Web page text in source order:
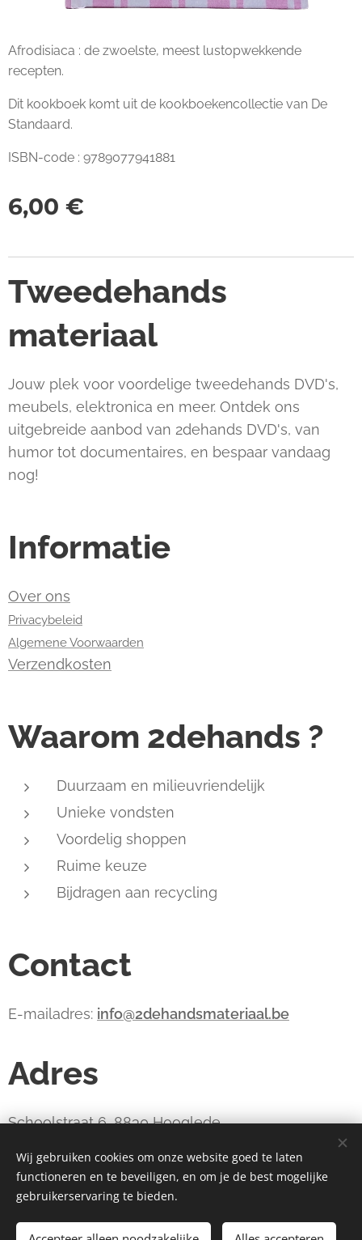
Afrodisiaca : de zwoelste, meest lustopwekkende
recepten.
Dit kookboek komt uit de kookboekencollectie van De
Standaard.
ISBN-code : 9789077941881
6,00 €
Tweedehands
materiaal
Jouw plek voor voordelige tweedehands DVD's,
meubels, elektronica en meer. Ontdek ons
uitgebreide aanbod van 2dehands DVD's, van
humor tot documentaires, en bespaar vandaag
nog!
Informatie
Over ons
Privacybeleid
Algemene Voorwaarden
Verzendkosten
Waarom 2dehands ?
Duurzaam en milieuvriendelijk
Unieke vondsten
Voordelig shoppen
Ruime keuze
Bijdragen aan recycling
Contact
E-mailadres: info@2dehandsmateriaal.be
Adres
Schoolstraat 6, 8830 Hooglede
webdesign estart.be Cookies
Wij gebruiken cookies om onze website goed te laten
functioneren en te beveiligen, en om je de best mogelijke
gebruikerservaring te bieden.